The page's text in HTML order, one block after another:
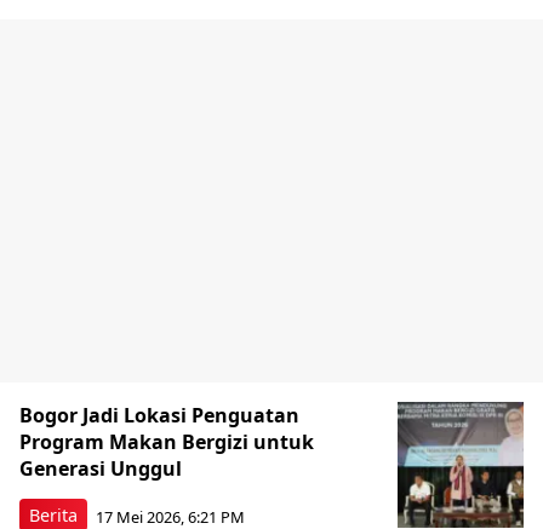
Berita
Bogor Jadi Lokasi Penguatan
Program Makan Bergizi untuk
Generasi Unggul
17 Mei 2026, 6:21 PM